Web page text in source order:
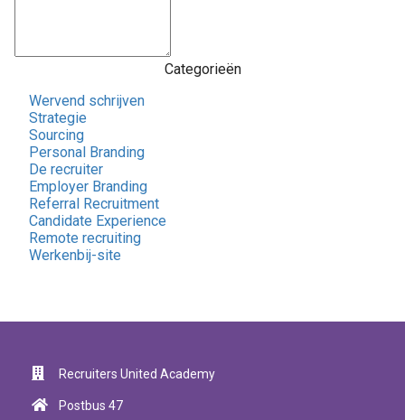
Categorieën
Wervend schrijven
Strategie
Sourcing
Personal Branding
De recruiter
Employer Branding
Referral Recruitment
Candidate Experience
Remote recruiting
Werkenbij-site
Recruiters United Academy
Postbus 47